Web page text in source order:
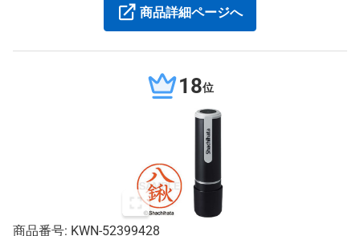
商品詳細ページへ
18位
商品番号: KWN-52399428